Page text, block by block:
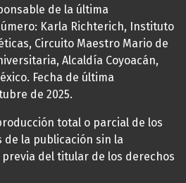
de la última
Karla Richterich, Instituto
Circuito Maestro Mario de
Alcaldía Coyoacán,
Fecha de última
de 2025.
total o parcial de los
de la publicación sin la
del titular de los derechos